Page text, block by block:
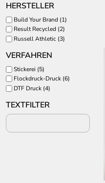
HERSTELLER
Build Your Brand (1)
Result Recycled (2)
Russell Athletic (3)
VERFAHREN
Stickerei (5)
Flockdruck-Druck (6)
DTF Druck (4)
TEXTFILTER